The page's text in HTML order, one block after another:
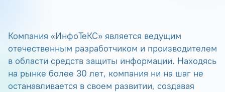
Компания «ИнфоТеКС» является ведущим
отечественным разработчиком и производителем
в области средств защиты информации. Находясь
на рынке более 30 лет, компания ни на шаг не
останавливается в своем развитии, создавая